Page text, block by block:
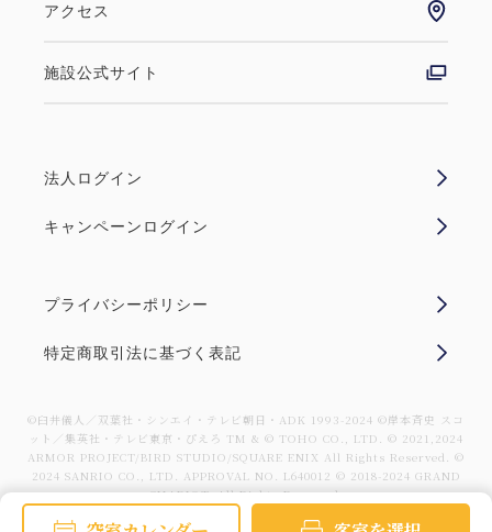
アクセス
施設公式サイト
法人ログイン
キャンペーンログイン
プライバシーポリシー
特定商取引法に基づく表記
©臼井儀人／双葉社・シンエイ・テレビ朝日・ADK 1993-2024 ©岸本斉史 スコ
ット／集英社・テレビ東京・ぴえろ TM & © TOHO CO., LTD. © 2021,2024
ARMOR PROJECT/BIRD STUDIO/SQUARE ENIX All Rights Reserved. ©
2024 SANRIO CO., LTD. APPROVAL NO. L640012 © 2018-2024 GRAND
CHARIOT. All Rights Reserved.